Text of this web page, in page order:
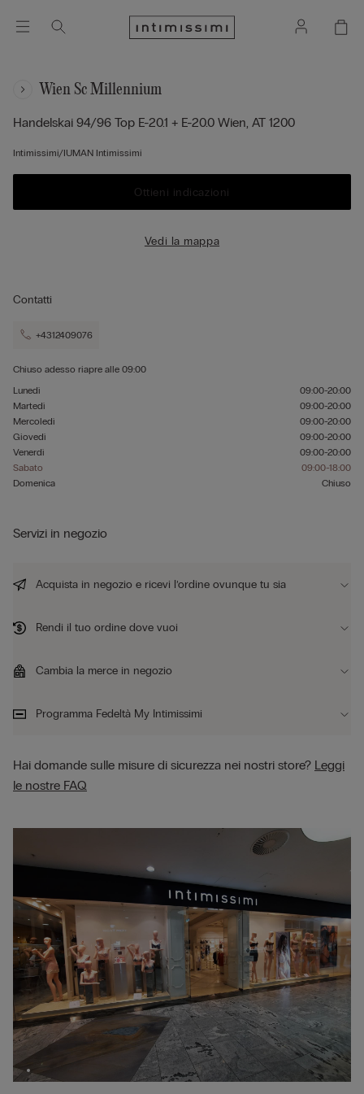
Wien Sc Millennium
Handelskai 94/96 Top E-20.1 + E-20.0 Wien, AT 1200
Intimissimi/IUMAN Intimissimi
Ottieni indicazioni
Vedi la mappa
Contatti
+4312409076
Chiuso adesso riapre alle 09:00
Lunedì
09:00-20:00
Martedì
09:00-20:00
Mercoledì
09:00-20:00
Giovedì
09:00-20:00
Venerdì
09:00-20:00
Sabato
09:00-18:00
Domenica
Chiuso
Servizi in negozio
Acquista in negozio e ricevi l’ordine ovunque tu sia
Rendi il tuo ordine dove vuoi
Cambia la merce in negozio
Programma Fedeltà My Intimissimi
Hai domande sulle misure di sicurezza nei nostri store? Leggi
le nostre FAQ